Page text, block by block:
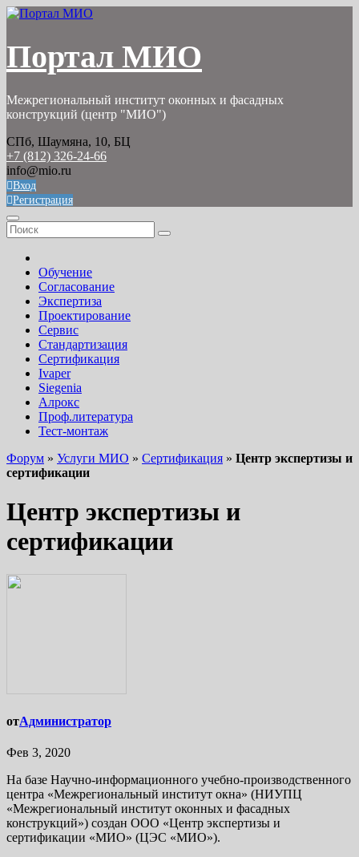
Перейти
Портал МИО
Межрегиональный институт оконных и фасадных
конструкций (центр "МИО")
СПб, Шаумяна, 10, БЦ
+7 (812) 326-24-66
info@mio.ru
Вход
Регистрация
Обучение
Согласование
Экспертиза
Проектирование
Сервис
Стандартизация
Сертификация
Ivaper
Siegenia
Алрокс
Проф.литература
Тест-монтаж
Форум » Услуги МИО » Сертификация » Центр экспертизы и
сертификации
Центр экспертизы и
сертификации
отАдминистратор
Фев 3, 2020
На базе Научно-информационного учебно-производственного
центра «Межрегиональный институт окна» (НИУПЦ
«Межрегиональный институт оконных и фасадных
конструкций») создан ООО «Центр экспертизы и
сертификации «МИО» (ЦЭС «МИО»).